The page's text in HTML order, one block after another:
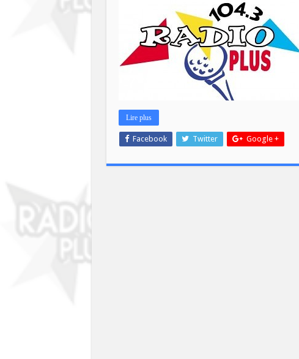
Plus]
:
Nouvelle
Chronique
« Geek
Plus »
Lire plus
Facebook Twitter Google +